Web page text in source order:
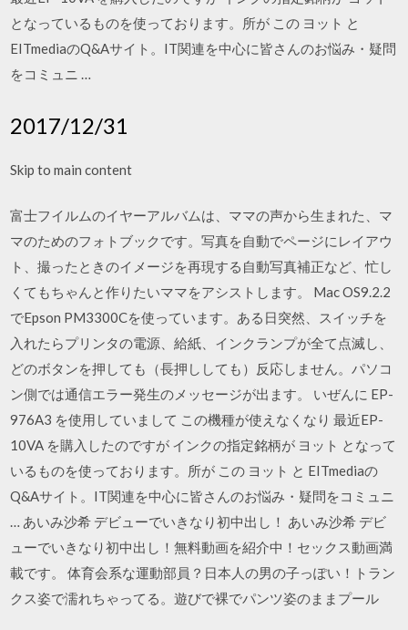
となっているものを使っております。所が この ヨット と
EITmediaのQ&Aサイト。IT関連を中心に皆さんのお悩み・疑問
をコミュニ …
2017/12/31
Skip to main content
富士フイルムのイヤーアルバムは、ママの声から生まれた、マ
マのためのフォトブックです。写真を自動でページにレイアウ
ト、撮ったときのイメージを再現する自動写真補正など、忙し
くてもちゃんと作りたいママをアシストします。 Mac OS9.2.2
でEpson PM3300Cを使っています。ある日突然、スイッチを
入れたらプリンタの電源、給紙、インクランプが全て点滅し、
どのボタンを押しても（長押ししても）反応しません。パソコ
ン側では通信エラー発生のメッセージが出ます。 いぜんに EP-
976A3 を使用していまして この機種が使えなくなり 最近EP-
10VA を購入したのですが インクの指定銘柄が ヨット となって
いるものを使っております。所が この ヨット と EITmediaの
Q&Aサイト。IT関連を中心に皆さんのお悩み・疑問をコミュニ
… あいみ沙希 デビューでいきなり初中出し！ あいみ沙希 デビ
ューでいきなり初中出し！無料動画を紹介中！セックス動画満
載です。 体育会系な運動部員？日本人の男の子っぽい！トラン
クス姿で濡れちゃってる。遊びで裸でパンツ姿のままプール